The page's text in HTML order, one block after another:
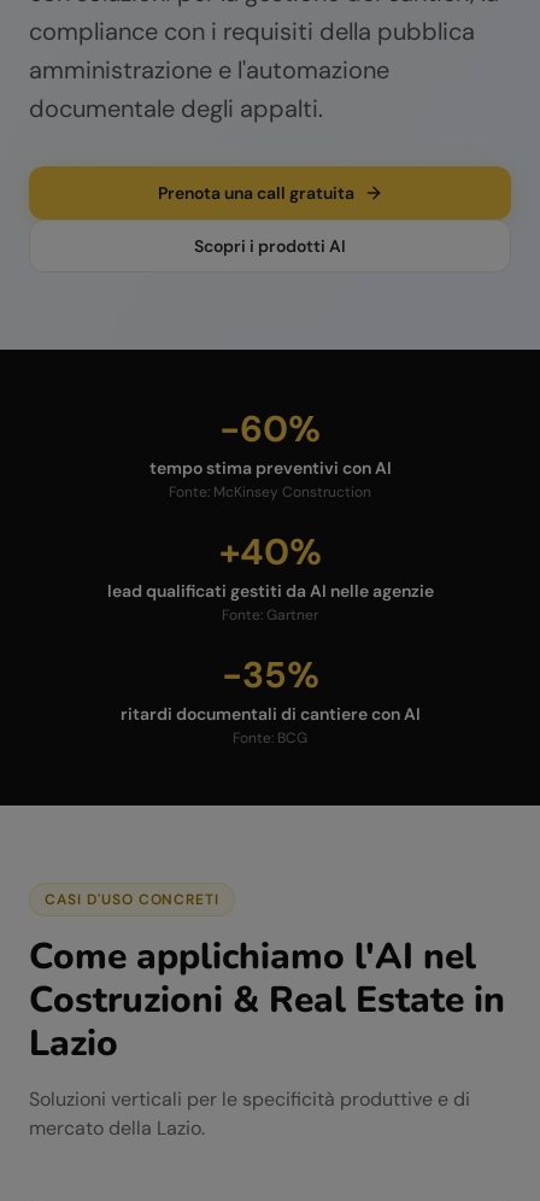
compliance con i requisiti della pubblica
amministrazione e l'automazione
documentale degli appalti.
Prenota una call gratuita
Scopri i prodotti AI
-60%
tempo stima preventivi con AI
Fonte: McKinsey Construction
+40%
lead qualificati gestiti da AI nelle agenzie
Fonte: Gartner
-35%
ritardi documentali di cantiere con AI
Fonte: BCG
CASI D'USO CONCRETI
Come applichiamo l'AI nel
Costruzioni & Real Estate in
Lazio
Soluzioni verticali per le specificità produttive e di
mercato della Lazio.